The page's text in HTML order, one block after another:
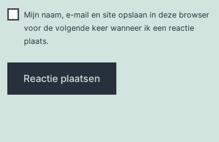
Mijn naam, e-mail en site opslaan in deze browser
voor de volgende keer wanneer ik een reactie
plaats.